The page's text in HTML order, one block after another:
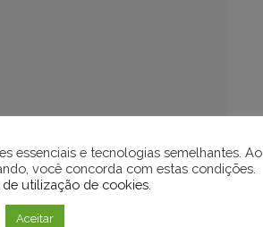
de nossas
essenciais e tecnologias semelhantes. Ao
você concorda com estas condições.
utilização de cookies
Aceitar